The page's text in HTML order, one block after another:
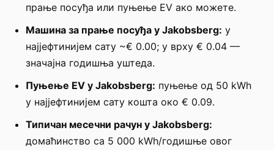
прање посуђа или пуњење EV ако можете.
Машина за прање посуђа у Jakobsberg: у
најјефтинијем сату ~€ 0.00; у врху € 0.04 —
значајна годишња уштеда.
Пуњење EV у Jakobsberg: пуњење од 50 kWh
у најјефтинијем сату кошта око € 0.09.
Типичан месечни рачун у Jakobsberg:
домаћинство са 5 000 kWh/годишње овог